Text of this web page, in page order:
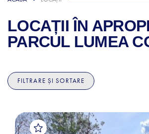
LOCAȚII ÎN
PARCUL LUMEA
FILTRARE ȘI SORTARE